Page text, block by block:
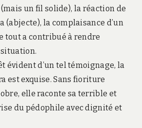
un fil solide), la réaction de
(abjecte), la complaisance d’un
tout a contribué à rendre
évident d’un tel témoignage, la
est exquise. Sans fioriture
elle raconte sa terrible et
du pédophile avec dignité et